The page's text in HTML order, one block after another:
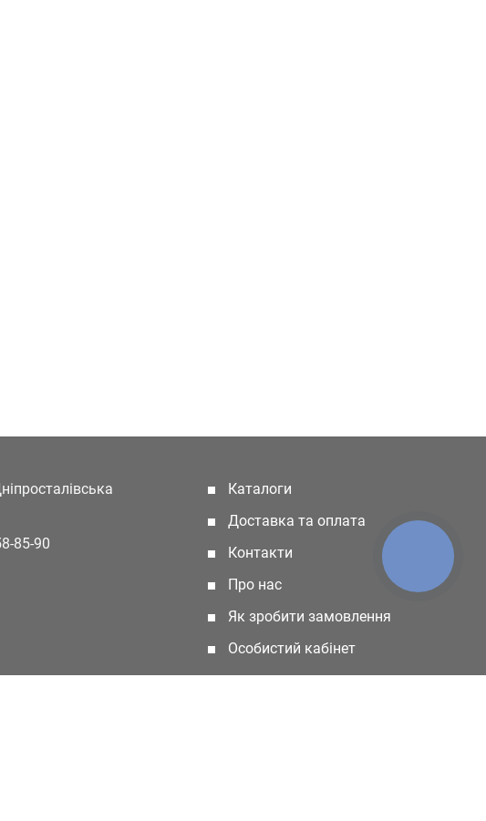
85-90
Каталоги
Доставка та оплата
Контакти
Про нас
Як зробити замовлення
Особистий кабінет